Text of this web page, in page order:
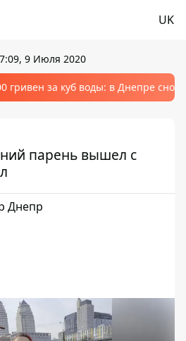
UK
9 Июля 2020
гривен за куб воды: в Днепре
парень вышел с
Днепр